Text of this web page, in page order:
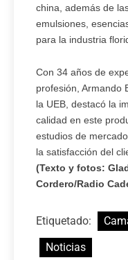
china, además de
emulsiones,
para la industria
Con 34 años de
profesión, Armando
la UEB, destacó la
calidad en este
estudios de
la satisfacción del
(Texto y fotos:
Cordero/Radio
Etiquetado:
Noticias